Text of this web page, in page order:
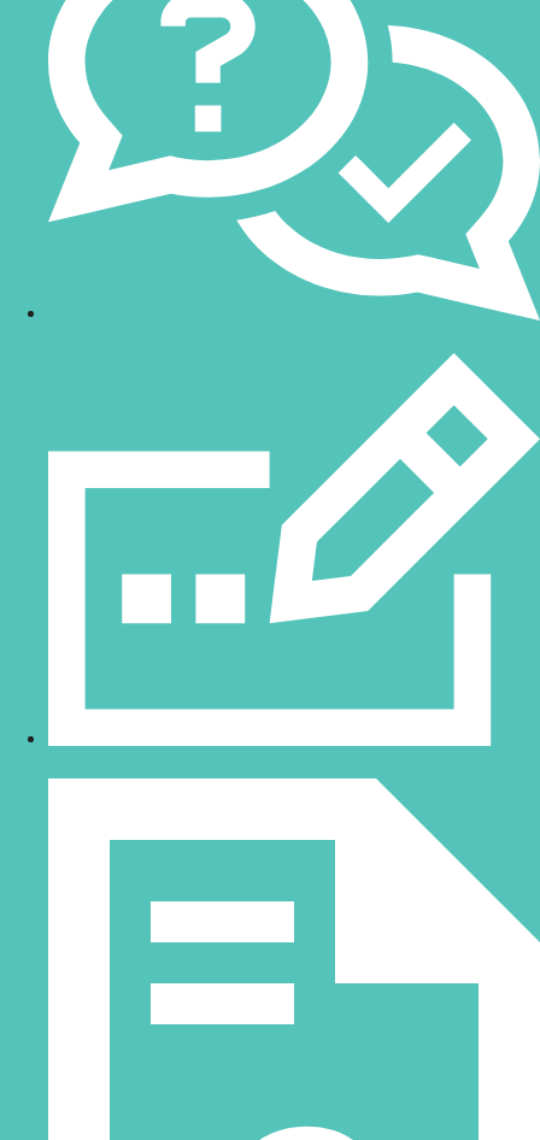
ofrecemos soluciones avanzadas en inspección visual y
automatización. Contáctanos para recibir asesoría personalizada
y conocer cómo nuestros sensores de visión pueden mejorar la
eficiencia y precisión de tus procesos industriales.